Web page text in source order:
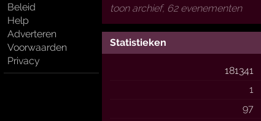
Beleid
Help
Adverteren
Voorwaarden
Privacy
toon archief, 62 evenementen
Statistieken
181341
1
97